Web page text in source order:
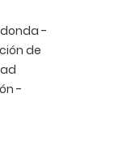
-
de
-